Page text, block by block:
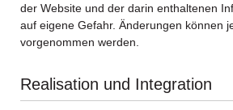
der Website und der darin enthaltenen
auf eigene Gefahr. Änderungen können
vorgenommen werden.
Realisation und Integration